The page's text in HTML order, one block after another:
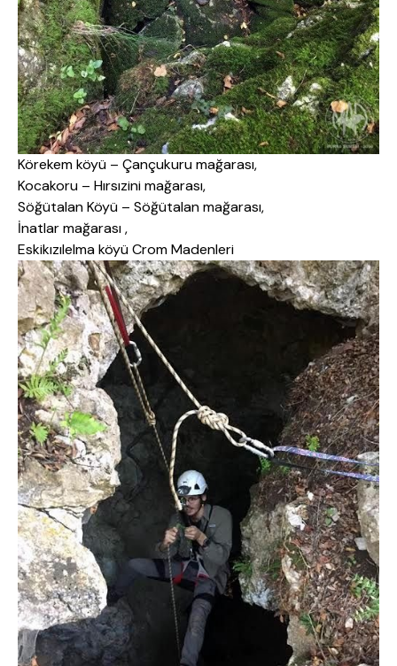
Körekem köyü – Çançukuru mağarası,
Kocakoru – Hırsızini mağarası,
Söğütalan Köyü – Söğütalan mağarası,
İnatlar mağarası ,
Eskikızılelma köyü Crom Madenleri